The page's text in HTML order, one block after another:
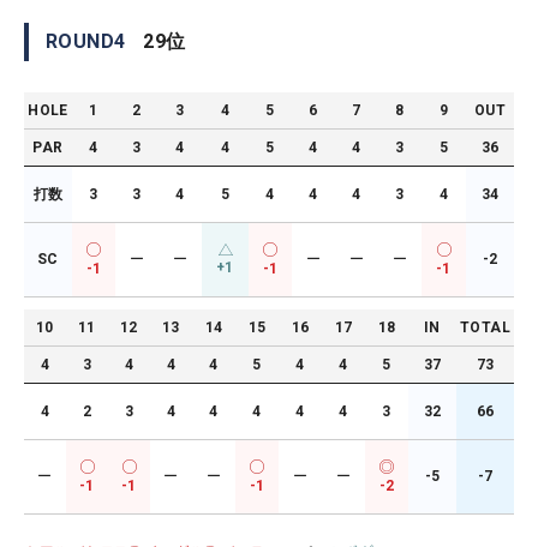
ROUND4 29位
HOLE 1 2 3 4 5 6 7 8 9 OUT
PAR 4 3 4 4 5 4 4 3 5 36
打数 3 3 4 5 4 4 4 3 4 34
SC
-1
ー ー +1 -1
ー ー ー
-1
-2
10 11 12 13 14 15 16 17 18 IN TOTAL
4 3 4 4 4 5 4 4 5 37 73
4 2 3 4 4 4 4 4 3 32 66
ー
-1 -1
ー ー
-1
ー ー
-2
-5 -7